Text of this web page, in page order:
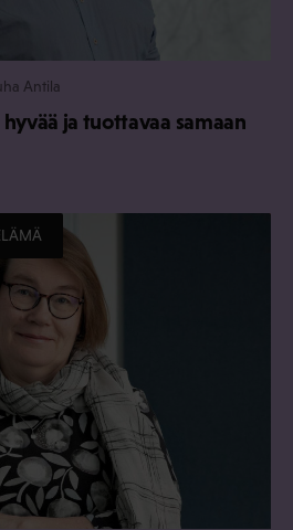
Antila
ja tuottavaa samaan